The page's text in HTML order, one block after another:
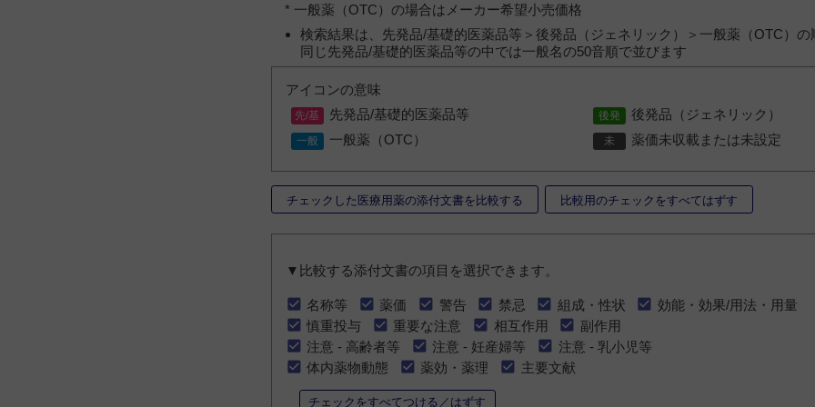
* 一般薬（OTC）の場合はメーカー希望小売価格
検索結果は、先発品/基礎的医薬品等＞後発品（ジェネリック）＞一般薬（OTC）の
同じ先発品/基礎的医薬品等の中では一般名の50音順で並びます
アイコンの意味
先発品/基礎的医薬品等
後発品（ジェネリック）
一般薬（OTC）
薬価未収載または未設定
チェックした医療用薬の添付文書を比較する 比較用のチェックをすべてはずす
▼比較する添付文書の項目を選択できます。
名称等 薬価 警告 禁忌 組成・性状
効能・効果/用法・用量
慎重投与
重要な注意 相互作用
副作用
注意 - 高齢者等
注意 - 妊産婦等
注意 - 乳小児等
体内薬物動態
薬効・薬理 主要文献
チェックをすべてつける／はずす